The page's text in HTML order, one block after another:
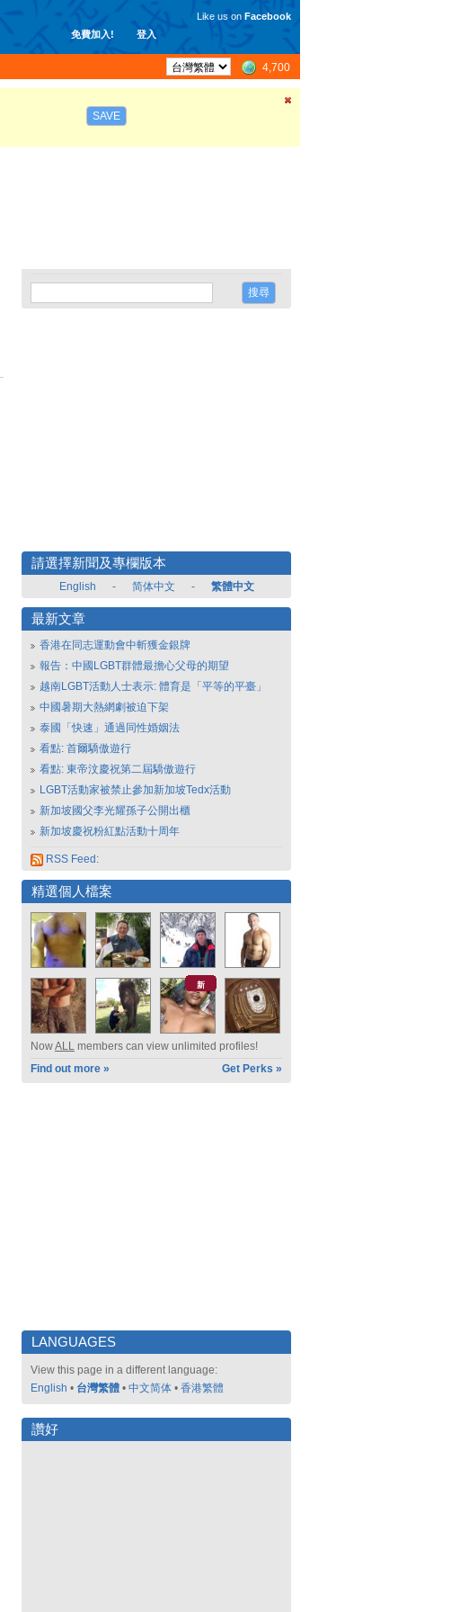
免費加入! 登入
Like us on Facebook
4,700
SAVE
請選擇新聞及專欄版本
English - 简体中文 - 繁體中文
最新文章
香港在同志運動會中斬獲金銀牌
報告：中國LGBT群體最擔心父母的期望
越南LGBT活動人士表示: 體育是「平等的平臺」
中國暑期大熱網劇被迫下架
泰國「快速」通過同性婚姻法
看點: 首爾驕傲遊行
看點: 東帝汶慶祝第二屆驕傲遊行
LGBT活動家被禁止參加新加坡Tedx活動
新加坡國父李光耀孫子公開出櫃
新加坡慶祝粉紅點活動十周年
RSS Feed:
精選個人檔案
新
NowALL members can view unlimited profiles!
Find out more »
Get Perks »
LANGUAGES
View this page in a different language:
English • 台灣繁體 • 中文简体 • 香港繁體
讚好